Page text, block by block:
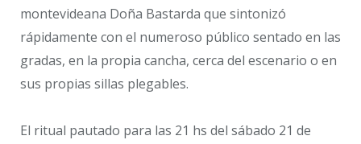
montevideana Doña Bastarda que sintonizó
rápidamente con el numeroso público sentado en las
gradas, en la propia cancha, cerca del escenario o en
sus propias sillas plegables.
El ritual pautado para las 21 hs del sábado 21 de